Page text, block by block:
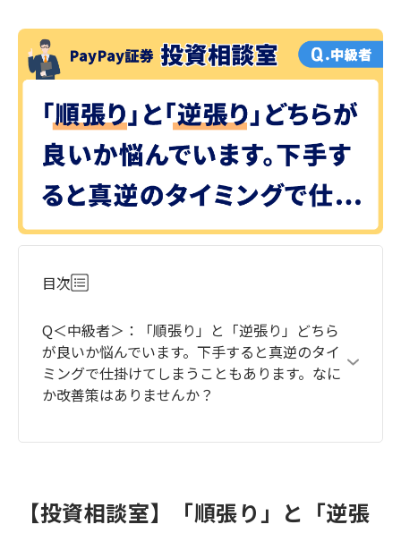
目次
Q＜中級者＞：「順張り」と「逆張り」どちら
が良いか悩んでいます。下手すると真逆のタイ
ミングで仕掛けてしまうこともあります。なに
か改善策はありませんか？
【投資相談室】「順張り」と「逆張